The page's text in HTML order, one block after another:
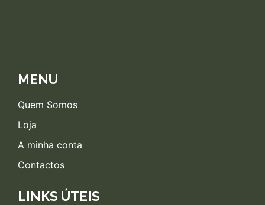
MENU
Quem Somos
Loja
A minha conta
Contactos
LINKS ÚTEIS